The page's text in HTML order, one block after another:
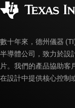
myTI 帳戶常見
數十年來，德州儀器
半導體公司，致力於設
片。我們的產品協助客
在設計中提供核心控制